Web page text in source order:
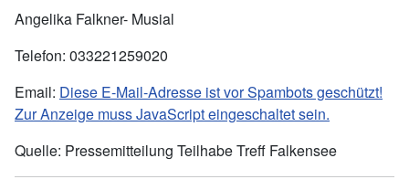
Angelika Falkner- Musial
Telefon: 033221259020
Email: Diese E-Mail-Adresse ist vor Spambots geschützt!
Zur Anzeige muss JavaScript eingeschaltet sein.
Quelle: Pressemitteilung Teilhabe Treff Falkensee